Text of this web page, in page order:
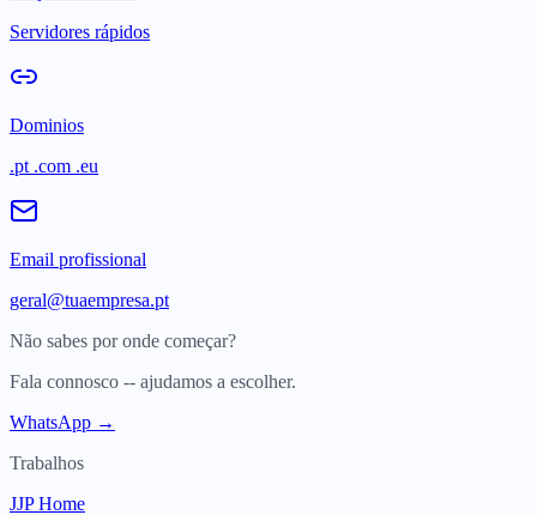
Servidores rápidos
Dominios
.pt .com .eu
Email profissional
geral@tuaempresa.pt
Não sabes por onde começar?
Fala connosco -- ajudamos a escolher.
WhatsApp →
Trabalhos
JJP Home